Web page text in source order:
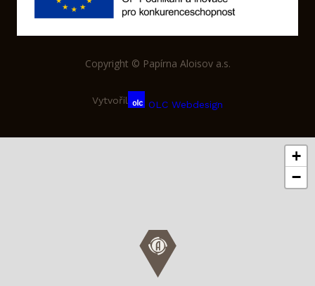
Copyright © Papírna Aloisov a.s.
Vytvořil OLC Webdesign
+
−